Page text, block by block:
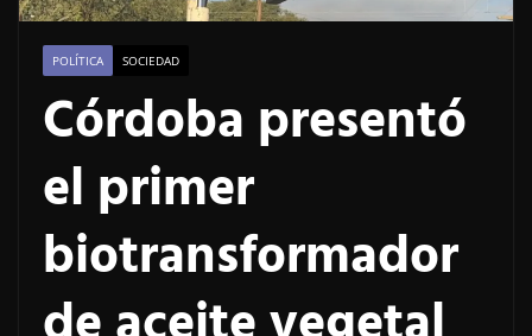
POLÍTICA SOCIEDAD
Córdoba presentó
el primer
biotransformador